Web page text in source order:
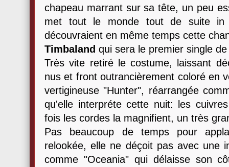
chapeau marrant sur sa tête, un peu
met tout le monde tout de suite in
découvraient en même temps cette
Timbaland qui sera le premier single
Très vite retiré le costume, laissant
nus et front outrancièrement coloré en
vertigineuse "Hunter", réarrangée
qu'elle interpréte cette nuit: les
fois les cordes la magnifient, un très
Pas beaucoup de temps pour
relookée, elle ne déçoit pas avec une
comme "Oceania" qui délaisse son